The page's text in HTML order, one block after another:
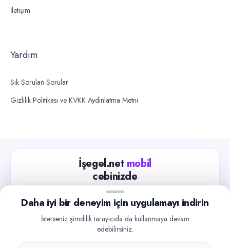
İletişim
Yardım
Sık Sorulan Sorular
Gizlilik Politikası ve KVKK Aydınlatma Metni
İşegel.net mobil
cebinizde
Güncel iş ilanlarını takip edin, işverenlerle hızlıca
iletişime geçin.
Google Play
Daha iyi bir deneyim için uygulamayı indirin
İsterseniz şimdilik tarayıcıda da kullanmaya devam
edebilirsiniz.